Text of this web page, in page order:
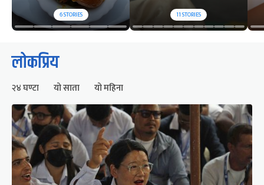
6STORIES 11STORIES
लोकप्रिय
२४ घण्टा यो साता यो महिना